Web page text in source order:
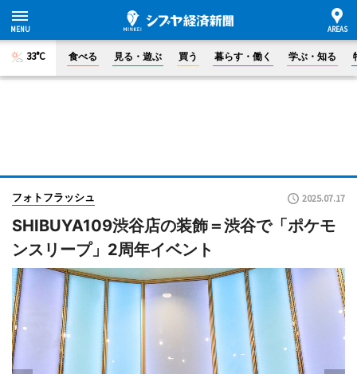
33°C 食べる 見る・遊ぶ 買う 暮らす・働く 学ぶ・知る
フォトフラッシュ 2025.07.17
SHIBUYA109渋谷店の装飾＝渋谷で「ポケモ
ンスリープ」2周年イベント